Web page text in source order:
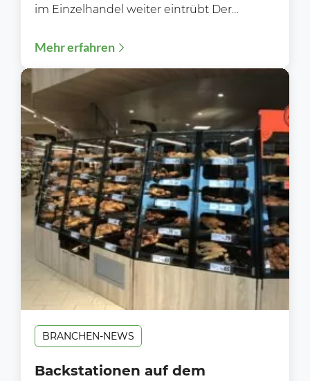
im Einzelhandel weiter eintrübt Der
unter Druck....
Mehr erfahren
BRANCHEN-NEWS
Backstationen auf dem